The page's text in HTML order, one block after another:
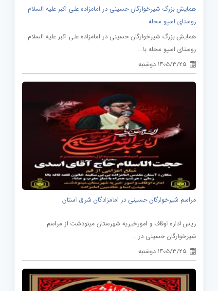
همایش بزرگ شیرخوارگان حسینی در امامزاده علی اکبر علیه السلام
روستای اسپو محله...
همایش بزرگ شیرخوارگان حسینی در امامزاده علی اکبر علیه السلام
روستای اسپو محله با...
1405/3/25 دوشنبه
مراسم شیرخوارگان حسینی در امامزادگان شرق استان
ریس اداره اوقاف و امورخیریه شهرستان مینودشت از مراسم
شیرخوارگان حسینی در...
1405/3/25 دوشنبه